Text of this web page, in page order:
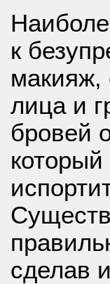
к
макияж,
лица и
бровей
сделав